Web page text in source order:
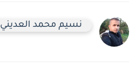
نسيم محمد العديني